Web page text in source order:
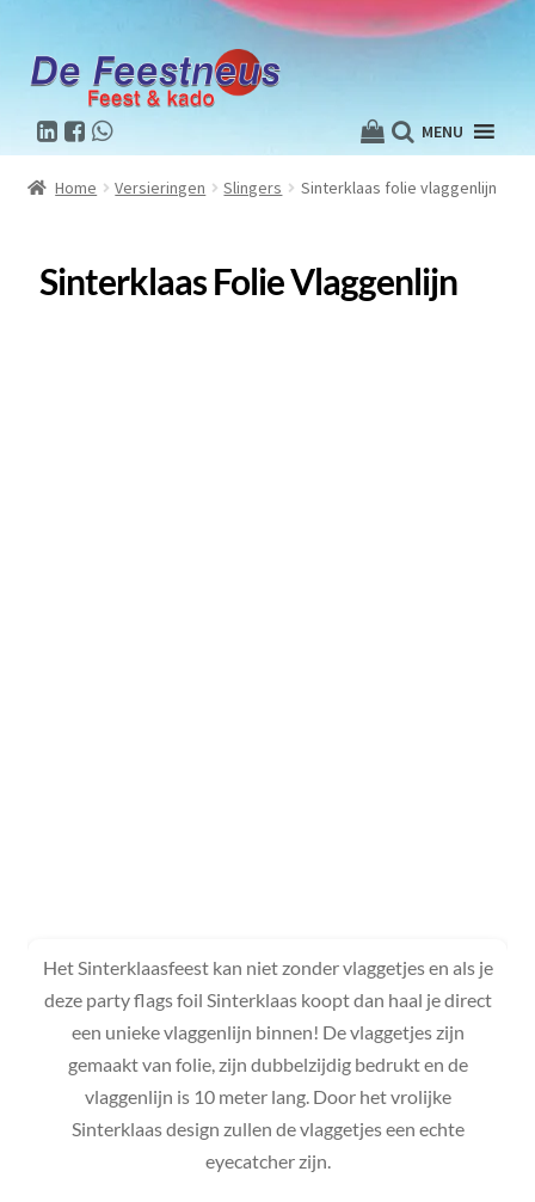
MENU
Home Versieringen Slingers Sinterklaas folie vlaggenlijn
Sinterklaas Folie Vlaggenlijn
Het Sinterklaasfeest kan niet zonder vlaggetjes en als je
deze party flags foil Sinterklaas koopt dan haal je direct
een unieke vlaggenlijn binnen! De vlaggetjes zijn
gemaakt van folie, zijn dubbelzijdig bedrukt en de
vlaggenlijn is 10 meter lang. Door het vrolijke
Sinterklaas design zullen de vlaggetjes een echte
eyecatcher zijn.